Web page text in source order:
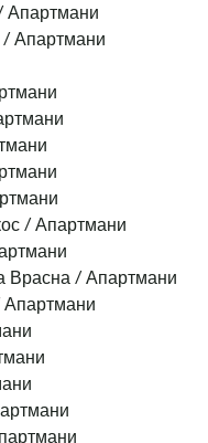
Апартмани
Апартмани
/ Апартмани
Врасна / Апартмани